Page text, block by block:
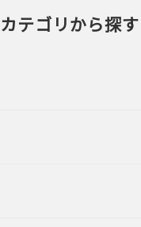
カテゴリから探す